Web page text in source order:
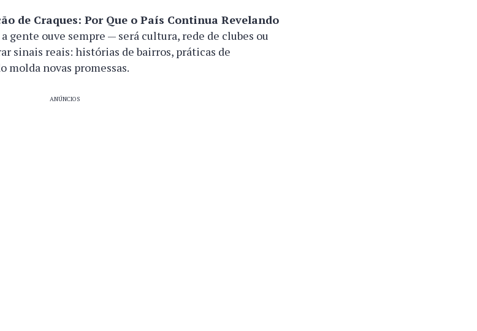
de Craques: Por Que o País Continua Revelando
gente ouve sempre — será cultura, rede de clubes ou
sinais reais: histórias de bairros, práticas de
molda novas promessas.
ANÚNCIOS